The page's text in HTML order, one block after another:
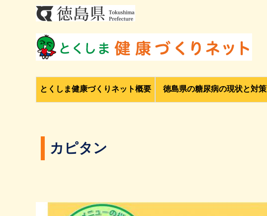
とくしま健康づくりネット概要 徳島県の糖尿病の現状と対策
カピタン